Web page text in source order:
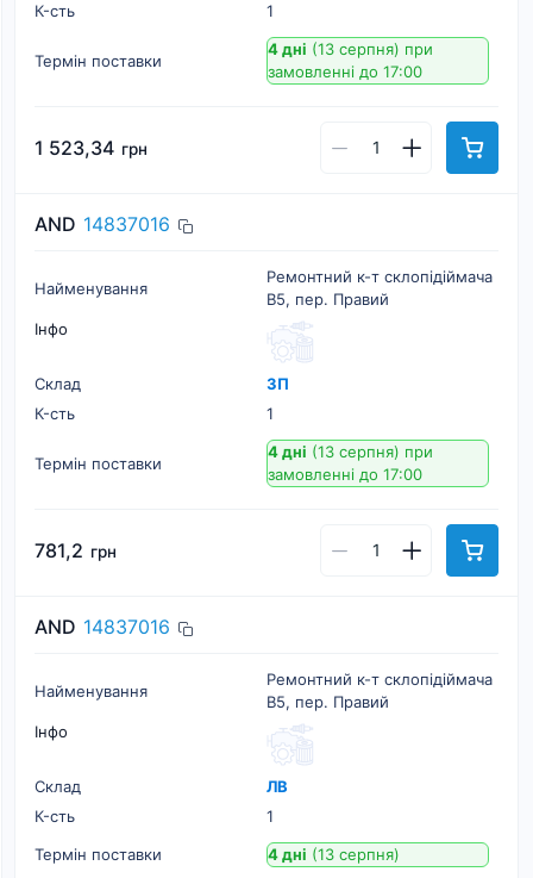
К-cть
1
Термін поставки
4 дні (13 серпня) при
замовленні до 17:00
1 523,34 грн
AND 14837016
Найменування
Ремонтний к-т склопідіймача
B5, пер. Правий
Інфо
Склад
ЗП
К-cть
1
Термін поставки
4 дні (13 серпня) при
замовленні до 17:00
781,2 грн
AND 14837016
Найменування
Ремонтний к-т склопідіймача
B5, пер. Правий
Інфо
Склад
ЛВ
К-cть
1
Термін поставки
4 дні (13 серпня)